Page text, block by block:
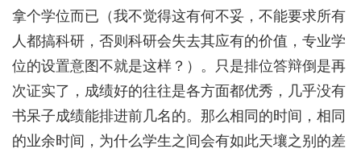
拿个学位而已（我不觉得这有何不妥，不能要求所有
人都搞科研，否则科研会失去其应有的价值，专业学
位的设置意图不就是这样？）。只是排位答辩倒是再
次证实了，成绩好的往往是各方面都优秀，几乎没有
书呆子成绩能排进前几名的。那么相同的时间，相同
的业余时间，为什么学生之间会有如此天壤之别的差